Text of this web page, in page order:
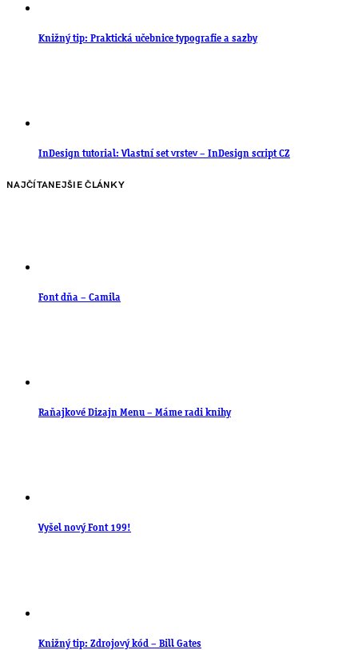
Knižný tip: Praktická učebnice typografie a sazby
InDesign tutorial: Vlastní set vrstev – InDesign script CZ
NAJČÍTANEJŠIE ČLÁNKY
Font dňa – Camila
Raňajkové Dizajn Menu – Máme radi knihy
Vyšel nový Font 199!
Knižný tip: Zdrojový kód – Bill Gates